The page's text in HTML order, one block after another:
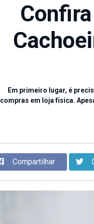
Em primeiro lugar, é
compras em loja física.
Compartilhar